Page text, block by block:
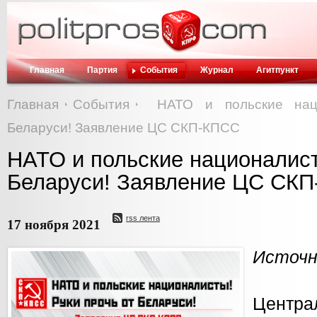
Главная Партия События Журнал Агитпункт
Главная События
НАТО и польские
Беларуси! Заявление ЦС СКП-КПСС
НАТО и польские
Беларуси! Заявление ЦС
17 ноября 2021 rss лента